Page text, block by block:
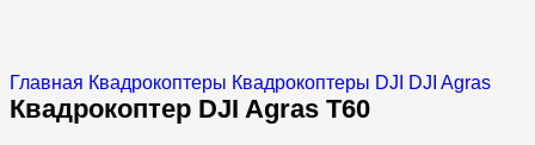
Главная Квадрокоптеры Квадрокоптеры DJI DJI Agras
Квадрокоптер DJI Agras T60